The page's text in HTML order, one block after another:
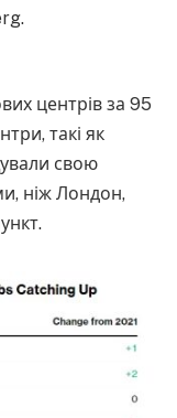
центрів за 95
такі як
свою
ніж Лондон,